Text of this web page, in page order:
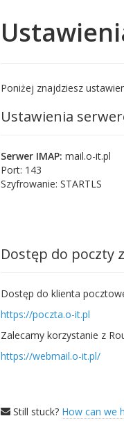
Poniżej znajdziesz
Ustawienia
Serwer IMAP: mail.o-it.pl
Port: 143
Szyfrowanie: STARTLS
Dostęp do poczty
Dostęp do klienta
https://poczta.o-it.pl
Zalecamy korzystanie z
https://webmail.o-it.pl/
Still stuck? How can we